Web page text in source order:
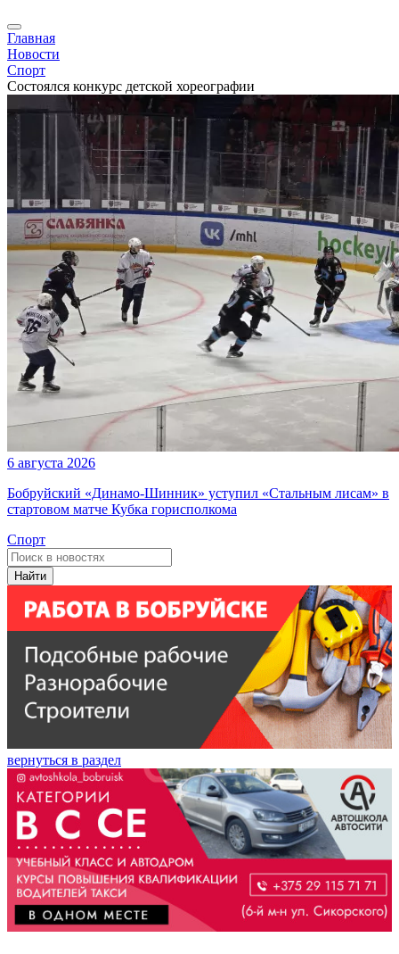
Главная
Новости
Спорт
Состоялся конкурс детской хореографии
6 августа 2026
Бобруйский «Динамо-Шинник» уступил «Стальным лисам» в
стартовом матче Кубка горисполкома
Спорт
Найти
вернуться в раздел